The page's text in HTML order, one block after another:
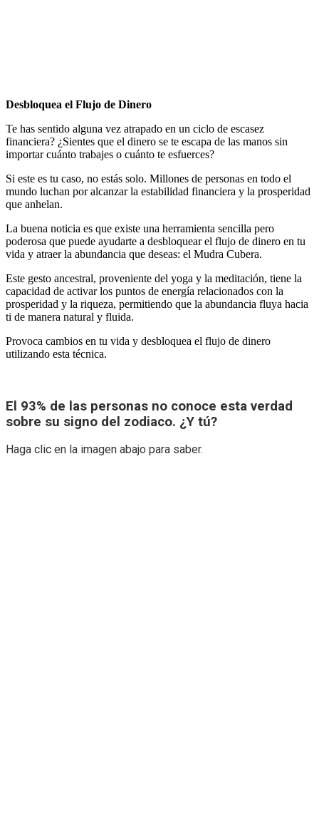
Desbloquea el Flujo de Dinero
Te has sentido alguna vez atrapado en un ciclo de escasez
financiera? ¿Sientes que el dinero se te escapa de las manos sin
importar cuánto trabajes o cuánto te esfuerces?
Si este es tu caso, no estás solo. Millones de personas en todo el
mundo luchan por alcanzar la estabilidad financiera y la prosperidad
que anhelan.
La buena noticia es que existe una herramienta sencilla pero
poderosa que puede ayudarte a desbloquear el flujo de dinero en tu
vida y atraer la abundancia que deseas: el Mudra Cubera.
Este gesto ancestral, proveniente del yoga y la meditación, tiene la
capacidad de activar los puntos de energía relacionados con la
prosperidad y la riqueza, permitiendo que la abundancia fluya hacia
ti de manera natural y fluida.
Provoca cambios en tu vida y desbloquea el flujo de dinero
utilizando esta técnica.
El 93% de las personas no conoce esta verdad
sobre su signo del zodiaco. ¿Y tú?
Haga clic en la imagen abajo para saber.